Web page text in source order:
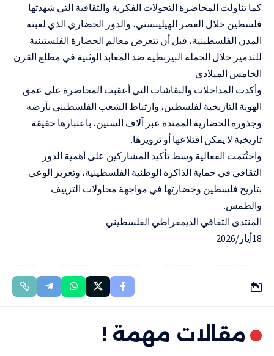
كما تناولت المحاضرة التحولات الفكرية والثقافية التي شهدتها
فلسطين خلال العصر الهيلينستي، والدور الحضاري الذي لعبته
المدن الفلسطينية، قبل أن تتعرض معالم الحضارة الفلستينية
للتدمير خلال الحملة البيزنطية ضد المعابد الوثنية في مطلع القرن
الخامس الميلادي.
وأكدت المداخلات والنقاشات التي أعقبت المحاضرة على عمق
الهوية التاريخية لفلسطين، وارتباط الشعب الفلسطيني بأرضه
وجذوره الحضارية الممتدة عبر آلاف السنين، باعتبارها حقيقة
تاريخية لا يمكن اقتلاعها أو تزويرها.
واختُتمت الفعالية وسط تأكيد المشاركين على أهمية الدور
الثقافي في حماية الذاكرة الوطنية الفلسطينية، وتعزيز الوعي
بتاريخ فلسطين وحضارتها في مواجهة محاولات التزييف
والطمس.
المنتدى الثقافي الديمقراطي الفلسطيني
18أيار/2026
مقالات مهمة !